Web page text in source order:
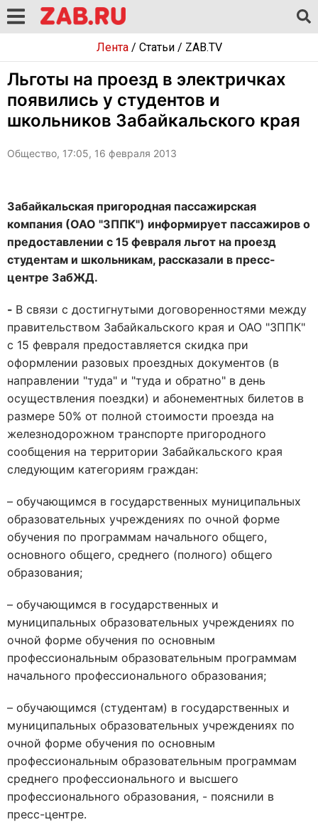
Лента/ Статьи/ ZAB.TV
Льготы на проезд в электричках
появились у студентов и
школьников Забайкальского края
Общество, 17:05, 16 февраля 2013
Забайкальская пригородная пассажирская
компания (ОАО "ЗППК") информирует пассажиров о
предоставлении с 15 февраля льгот на проезд
студентам и школьникам, рассказали в пресс-
центре ЗабЖД.
- В связи с достигнутыми договоренностями между
правительством Забайкальского края и ОАО "ЗППК"
с 15 февраля предоставляется скидка при
оформлении разовых проездных документов (в
направлении "туда" и "туда и обратно" в день
осуществления поездки) и абонементных билетов в
размере 50% от полной стоимости проезда на
железнодорожном транспорте пригородного
сообщения на территории Забайкальского края
следующим категориям граждан:
– обучающимся в государственных муниципальных
образовательных учреждениях по очной форме
обучения по программам начального общего,
основного общего, среднего (полного) общего
образования;
– обучающимся в государственных и
муниципальных образовательных учреждениях по
очной форме обучения по основным
профессиональным образовательным программам
начального профессионального образования;
– обучающимся (студентам) в государственных и
муниципальных образовательных учреждениях по
очной форме обучения по основным
профессиональным образовательным программам
среднего профессионального и высшего
профессионального образования, - пояснили в
пресс-центре.